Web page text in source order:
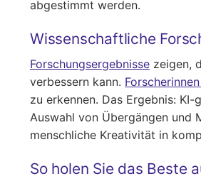
abgestimmt werden.
Wissenschaftliche
Forschungsergebnisse zeigen,
verbessern kann.
zu erkennen. Das Ergebnis:
Auswahl von Übergängen und
menschliche Kreativität in
So holen Sie das Beste